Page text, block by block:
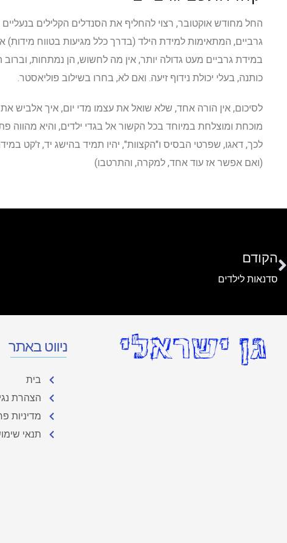
החל מחודש אוקטובר, רצוי להחליף את הסנדלים הקלילים בנעליים
גרביים, המתאימות למידת הילד (בדרך כלל מגיעות בטווח מידות)
במידת גרביים מעט גדולה יותר, אין מה לחשוש, הן נמתחות, וברוב
כותנה, בעלי יכולת נידוף זיעה. ואם לא, בחרו בשילוב פוליאסטר.
לסיכום, אין הורה אחד, שלא שואל את עצמו מדי יום, איך אלביש
מוכחת ומוצלחת במיוחד בכל הקשור אל בגדי ילדים, והיא מהווה
לכך, דאגו, שפרטי הבסיס ו"הקצוות", יהיו תמיד בהישג יד, ז'קט
(ואם אפשר אז עוד אחד, למקרה, והתרטבו)
הקודם
סדנאות לילדים
ניווט באתר
בית
הצהרת
מדיניות
תנאי